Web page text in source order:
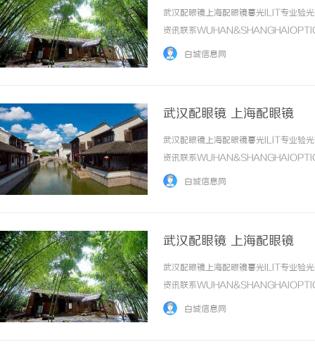
武汉配眼镜上海配眼镜暮光ILIT专业验
资讯联系
品牌，现于武汉与上海设有4家门店。
白城信息网
武汉配眼镜 上海配眼镜
武汉配眼镜上海配眼镜暮光ILIT专业验
资讯联系
品牌，现于武汉与上海设有4家门店。
白城信息网
武汉配眼镜 上海配眼镜
武汉配眼镜上海配眼镜暮光ILIT专业验
资讯联系
品牌，现于武汉与上海设有4家门店。
白城信息网